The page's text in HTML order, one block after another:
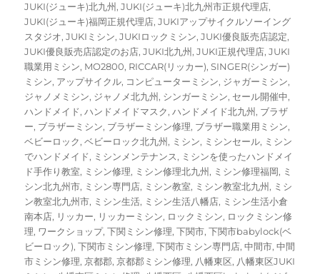
JUKI(ジューキ)北九州,JUKI(ジューキ)北九州市正規代理店,
JUKI(ジューキ)福岡正規代理店,JUKIアップサイクルソーイング
スタジオ,JUKIミシン,JUKIロックミシン,JUKI優良販売店認定,
JUKI優良販売店認定のお店,JUKI北九州,JUKI正規代理店,JUKI
職業用ミシン, MO2800, RICCAR(リッカー),SINGER(シンガー)
ミシン, アップサイクル, コンピューターミシン, ジャガーミシン,
ジャノメミシン, ジャノメ北九州, シンガーミシン, セール開催中,
ハンドメイド,ハンドメイドマスク,ハンドメイド北九州, ブラザ
ー, ブラザーミシン, ブラザーミシン修理, ブラザー職業用ミシン,
ベビーロック,ベビーロック北九州, ミシン, ミシンセール, ミシン
でハンドメイド, ミシンメンテナンス, ミシンを使ったハンドメイ
ド手作り教室, ミシン修理, ミシン修理北九州, ミシン修理福岡, ミ
シン北九州市, ミシン専門店, ミシン教室, ミシン教室北九州, ミシ
ン教室北九州市, ミシン生活, ミシン生活八幡店, ミシン生活小倉
南本店, リッカー, リッカーミシン, ロックミシン, ロックミシン修
理, ワークショップ,下関ミシン修理,下関市,下関市babylock(ベ
ビーロック),下関市ミシン修理,下関市ミシン専門店,中間市,中間
市ミシン修理,京都郡,京都郡ミシン修理, 八幡東区, 八幡東区JUKI